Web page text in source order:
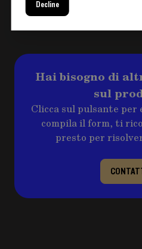
Decline
RESI E RIMBORSI
Maggiori informazioni
Hai bisogno di
sul
Clicca sul pulsante per
compila il form, ti
presto per